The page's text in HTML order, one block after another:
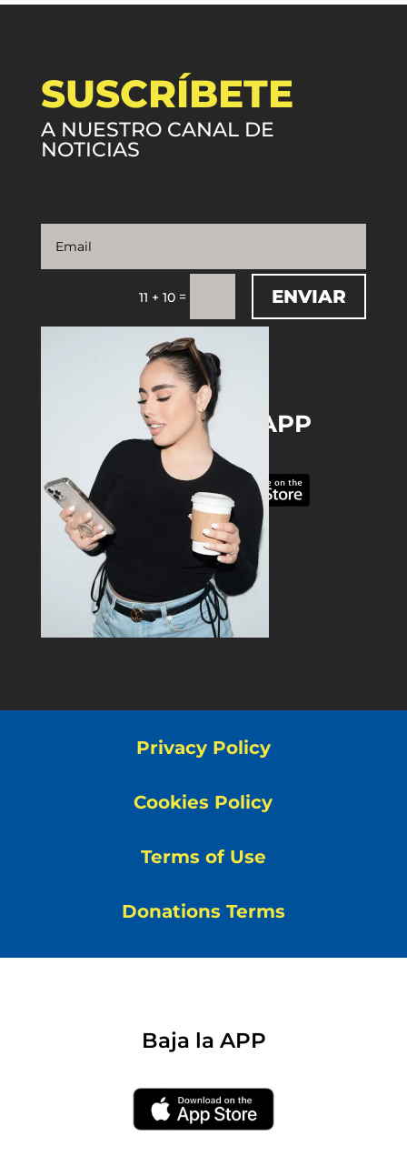
SUSCRÍBETE
A NUESTRO CANAL DE
NOTICIAS
11 + 10 = ENVIAR
DOWNLOAD THE APP
Privacy Policy
Cookies Policy
Terms of Use
Donations Terms
Baja la APP